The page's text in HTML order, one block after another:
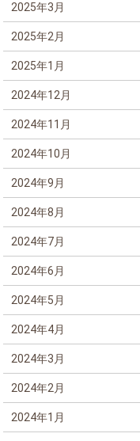
2025年3月
2025年2月
2025年1月
2024年12月
2024年11月
2024年10月
2024年9月
2024年8月
2024年7月
2024年6月
2024年5月
2024年4月
2024年3月
2024年2月
2024年1月